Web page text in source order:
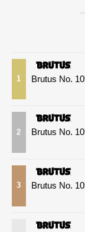
1 Brutus No.
2 Brutus No.
3 Brutus No.